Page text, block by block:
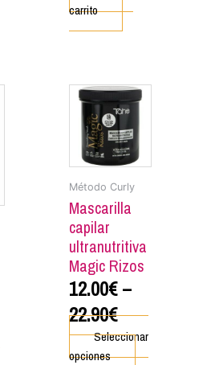
carrito
Método Curly
Mascarilla
capilar
ultranutritiva
Magic Rizos
12.00€–
22.90€
Seleccionar
opciones
producto
tiene
variantes.
Las
elegir
en
de
producto